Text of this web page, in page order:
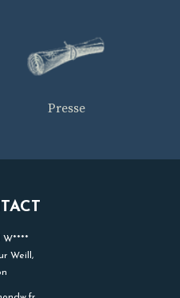
Presse
W****
Weill,